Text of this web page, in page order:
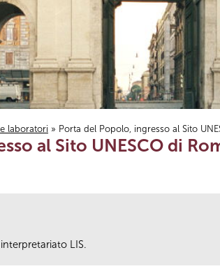
laboratori » Porta del Popolo, ingresso al Sito
al Sito UNESCO di
LIS.